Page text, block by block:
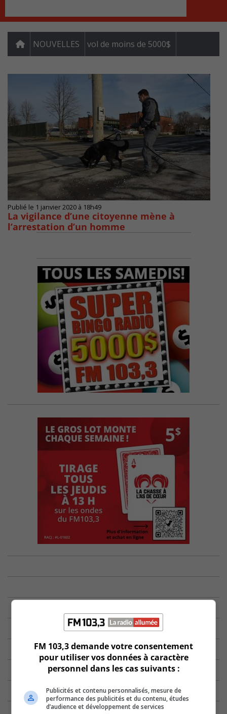
NOUVELLES vol de moins de 5000$
Publié le 1 janvier 2020 à 18h49
La vigilance d’une citoyenne mène à
l’arrestation d’un homme
FM 103,3 demande votre consentement
pour utiliser vos données à caractère
personnel dans les cas suivants :
Publicités et contenu personnalisés, mesure de
performance des publicités et du contenu, études
d’audience et développement de services